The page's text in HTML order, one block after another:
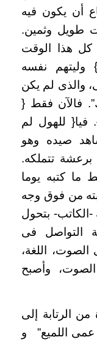
أن يكون فيه
طويل وثمين.
هذا الوقت
وليتهم نفسه
والذى لم يكن
فالآن فقط {
فيا{ للهول لم
صيده وهو
تتملكه.
ما كتبه يوما
من فوق وجه
-الكاتب- بتحول
التواصل فى
الصوت، اللغة،
الصوت، وأصبح
الرتابة إلى
اللميع” و